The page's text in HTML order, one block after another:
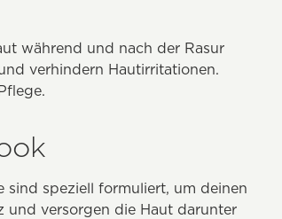
während und nach der Rasur
verhindern Hautirritationen.
speziell formuliert, um deinen
und versorgen die Haut darunter